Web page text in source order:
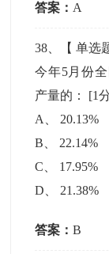
答案： A
38 、【单选
今年5月份
产量的： [1
A
20.13%
B
22.14%
C
17.95%
D
21.38%
答案：B